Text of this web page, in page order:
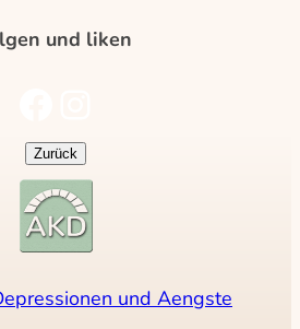
und liken
und Aengste